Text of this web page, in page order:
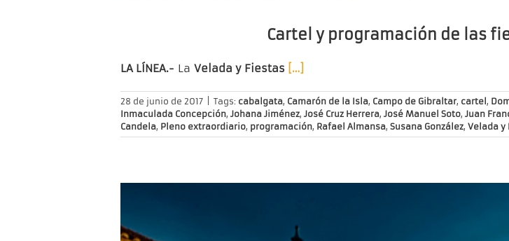
Cartel y programación de las
LA LÍNEA.- La Velada y Fiestas […]
28 de junio de 2017 Tags: cabalgata, Camarón de la Isla, Campo de Gibraltar, cartel ,
Inmaculada Concepción, Johana Jiménez, José Cruz Herrera, José Manuel Soto, Juan
Candela, Pleno extraordiario, programación, Rafael Almansa, Susana González, Velada y